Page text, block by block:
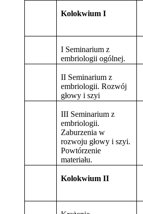
Kolokwium I
I Seminarium z
embriologii ogólnej.
II Seminarium z
embriologii. Rozwój
głowy i szyi
III Seminarium z
embriologii.
Zaburzenia w
rozwoju głowy i szyi.
Powtórzenie
materiału.
Kolokwium II